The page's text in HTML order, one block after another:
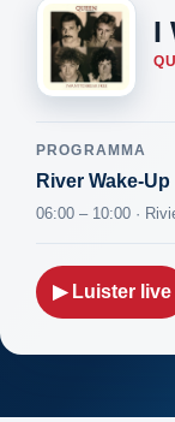
I
PROGRAMMA
River Wake-Up
06:00 – 10:00 ·
▶ Luister live